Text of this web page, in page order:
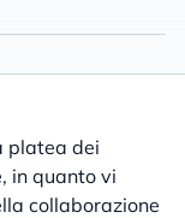
platea dei
in quanto vi
collaborazione